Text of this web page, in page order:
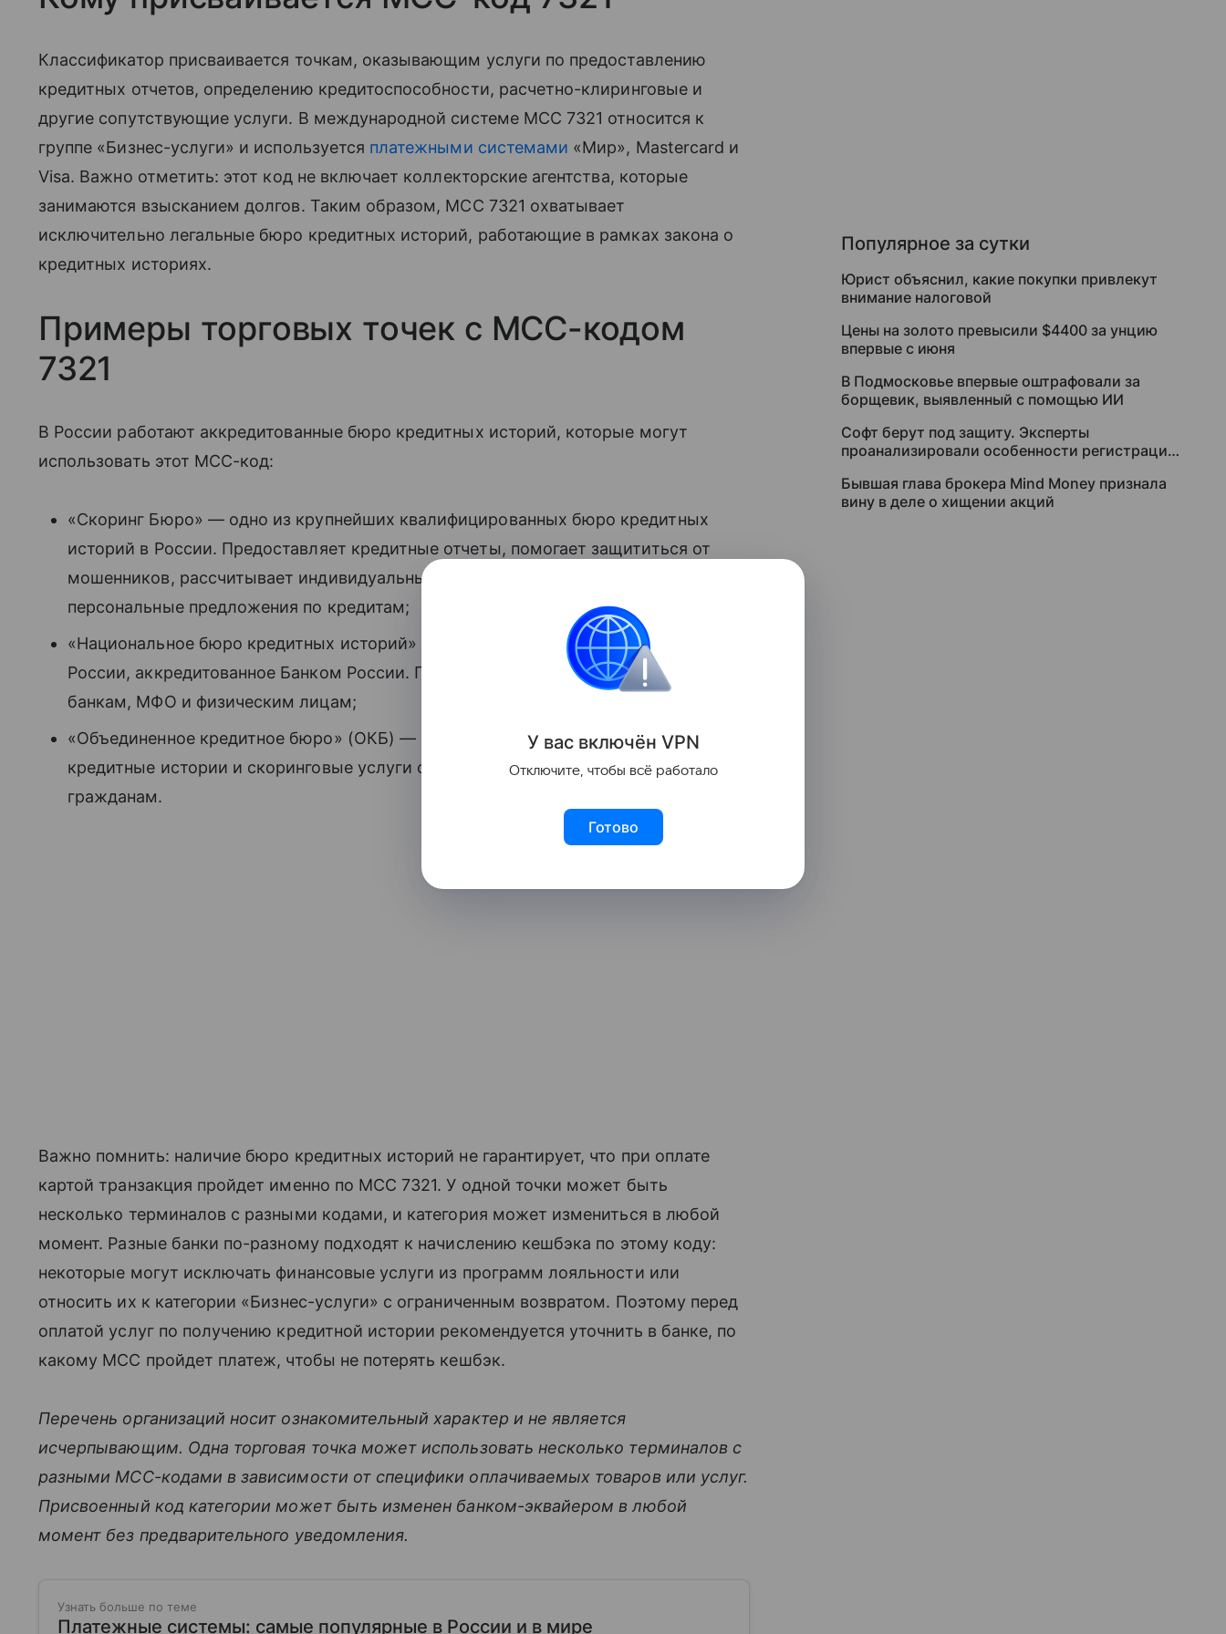
Классификатор присваивается точкам, оказывающим услуги по предоставлению
кредитных отчетов, определению кредитоспособности, расчетно-клиринговые и
другие сопутствующие услуги. В международной системе MCC 7321 относится к
группе «Бизнес-услуги» и используется платежными системами «Мир», Mastercard и
Visa. Важно отметить: этот код не включает коллекторские агентства, которые
занимаются взысканием долгов. Таким образом, MCC 7321 охватывает
исключительно легальные бюро кредитных историй, работающие в рамках закона о
кредитных историях.
Примеры торговых точек с MCC-кодом
7321
В России работают аккредитованные бюро кредитных историй, которые могут
использовать этот MCC-код:
«Скоринг Бюро» — одно из крупнейших квалифицированных бюро кредитных
историй в России. Предоставляет кредитные отчеты, помогает защититься от
мошенников, рассчитывает индивидуальный кредитный рейтинг и подбирает
персональные предложения по кредитам;
«Национальное бюро кредитных историй» (НБКИ) — одно из ведущих БКИ в
России, аккредитованное Банком России. Предоставляет кредитные отчеты
банкам, МФО и физическим лицам;
«Объединенное кредитное бюро» (ОКБ) — крупное БКИ, предоставляющее
кредитные истории и скоринговые услуги финансовым организациям и
гражданам.
Важно помнить: наличие бюро кредитных историй не гарантирует, что при оплате
картой транзакция пройдет именно по MCC 7321. У одной точки может быть
несколько терминалов с разными кодами, и категория может измениться в любой
момент. Разные банки по-разному подходят к начислению кешбэка по этому коду:
некоторые могут исключать финансовые услуги из программ лояльности или
относить их к категории «Бизнес-услуги» с ограниченным возвратом. Поэтому перед
оплатой услуг по получению кредитной истории рекомендуется уточнить в банке, по
какому MCC пройдет платеж, чтобы не потерять кешбэк.
Перечень организаций носит ознакомительный характер и не является
исчерпывающим. Одна торговая точка может использовать несколько терминалов с
разными MCC-кодами в зависимости от специфики оплачиваемых товаров или услуг.
Присвоенный код категории может быть изменен банком-эквайером в любой
момент без предварительного уведомления.
Узнать больше по теме
Платежные системы: самые популярные в России и в мире
Популярное за сутки
Юрист объяснил, какие покупки привлекут
внимание налоговой
Цены на золото превысили $4400 за унцию
впервые с июня
В Подмосковье впервые оштрафовали за
борщевик, выявленный с помощью ИИ
Софт берут под защиту. Эксперты
проанализировали особенности регистрации
Бывшая глава брокера Mind Money признала
вину в деле о хищении акций
У вас включён VPN
Отключите, чтобы всё работало
Готово